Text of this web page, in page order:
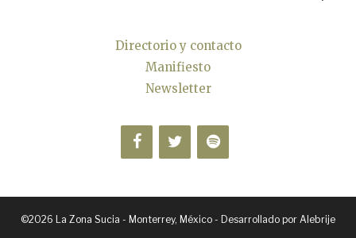
Directorio y contacto
Manifiesto
Newsletter
©2026 La Zona Sucia - Monterrey, México - Desarrollado por Alebrije